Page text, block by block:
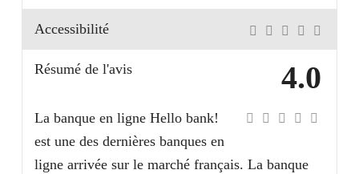
Accessibilité
4.0
Résumé de l'avis
La banque en ligne Hello bank!
est une des dernières banques en
ligne arrivée sur le marché français. La banque